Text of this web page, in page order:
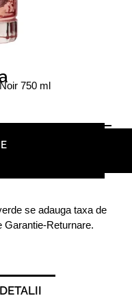
750 ml
se adauga taxa de
Garantie-Returnare.
DETALII